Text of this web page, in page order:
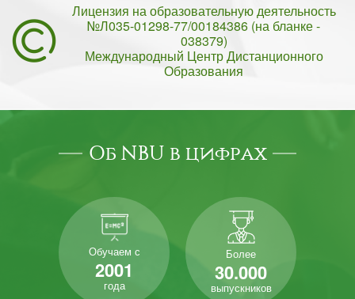
Лицензия на образовательную деятельность
№Л035-01298-77/00184386 (на бланке -
038379)
Международный Центр Дистанционного
Образования
Об NBU в цифрах
Обучаем с
2001
года
Более
30.000
выпускников